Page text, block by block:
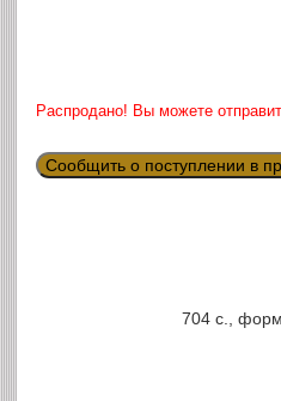
Распродано! Вы можете
Сообщить о поступлении в
704 с.,